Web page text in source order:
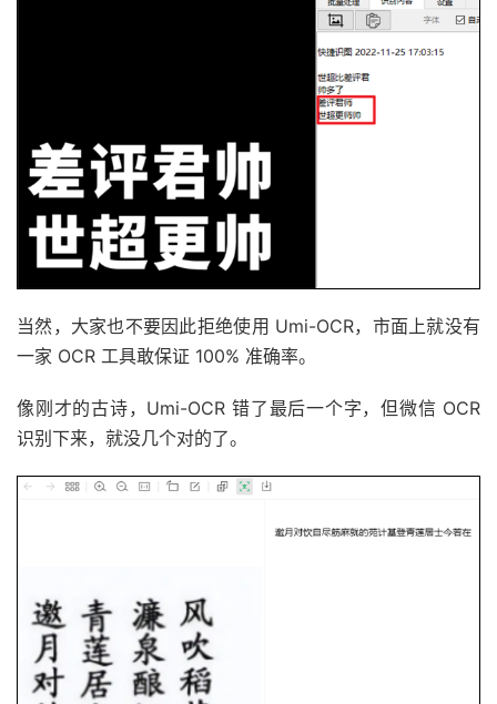
当然，大家也不要因此拒绝使用 Umi-OCR，市面上就没有
一家 OCR 工具敢保证 100% 准确率。
像刚才的古诗，Umi-OCR 错了最后一个字，但微信 OCR
识别下来，就没几个对的了。